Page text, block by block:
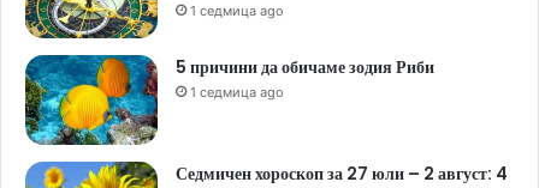
1 седмица ago
5 причини да обичаме зодия Риби
1 седмица ago
Седмичен хороскоп за 27 юли – 2 август: 4